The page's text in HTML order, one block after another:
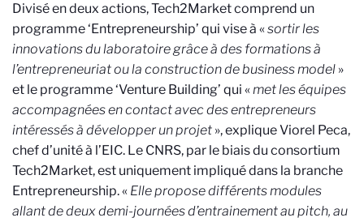
Divisé en deux actions, Tech2Market comprend un
programme ‘Entrepreneurship’ qui vise à «sortir les
innovations du laboratoire grâce à des formations à
l’entrepreneuriat ou la construction de business model »
et le programme ‘Venture Building’ qui «met les équipes
accompagnées en contact avec des entrepreneurs
intéressés à développer un projet », explique Viorel Peca,
chef d’unité à l’EIC. Le CNRS, par le biais du consortium
Tech2Market, est uniquement impliqué dans la branche
Entrepreneurship. « Elle propose différents modules
allant de deux demi-journées d’entrainement au pitch, au